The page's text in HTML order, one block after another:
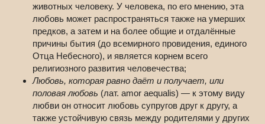
животных человеку. У человека, по его мнению, эта
любовь может распространяться также на умерших
предков, а затем и на более общие и отдалённые
причины бытия (до всемирного провидения, единого
Отца Небесного), и является корнем всего
религиозного развития человечества;
Любовь, которая равно даёт и получает, или
половая любовь (лат. amor aequalis) — к этому виду
любви он относит любовь супругов друг к другу, а
также устойчивую связь между родителями у других